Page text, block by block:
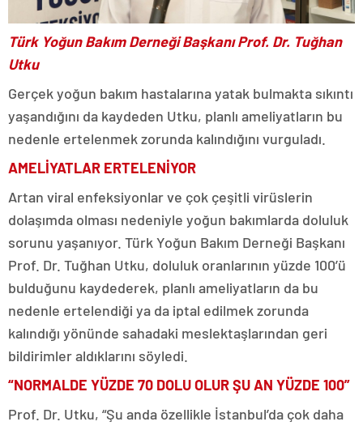
Türk Yoğun Bakım Derneği Başkanı Prof. Dr. Tuğhan
Utku
Gerçek yoğun bakım hastalarına yatak bulmakta sıkıntı
yaşandığını da kaydeden Utku, planlı ameliyatların bu
nedenle ertelenmek zorunda kalındığını vurguladı.
AMELİYATLAR ERTELENİYOR
Artan viral enfeksiyonlar ve çok çeşitli virüslerin
dolaşımda olması nedeniyle yoğun bakımlarda doluluk
sorunu yaşanıyor. Türk Yoğun Bakım Derneği Başkanı
Prof. Dr. Tuğhan Utku, doluluk oranlarının yüzde 100’ü
bulduğunu kaydederek, planlı ameliyatların da bu
nedenle ertelendiği ya da iptal edilmek zorunda
kalındığı yönünde sahadaki meslektaşlarından geri
bildirimler aldıklarını söyledi.
“NORMALDE YÜZDE 70 DOLU OLUR ŞU AN YÜZDE 100”
Prof. Dr. Utku, “Şu anda özellikle İstanbul’da çok daha